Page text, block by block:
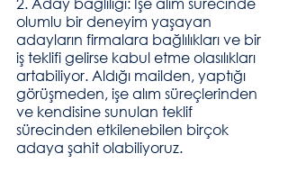
olumlu bir deneyim yaşayan
adayların firmalara bağlılıkları ve bir
iş teklifi gelirse kabul etme olasılıkları
artabiliyor. Aldığı mailden, yaptığı
görüşmeden, işe alım süreçlerinden
ve kendisine sunulan teklif
sürecinden etkilenebilen birçok
adaya şahit olabiliyoruz.